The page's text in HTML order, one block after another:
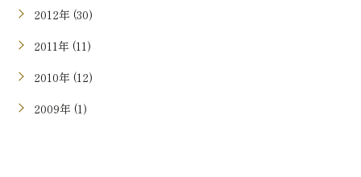
2012年 (30)
2011年 (11)
2010年 (12)
2009年 (1)